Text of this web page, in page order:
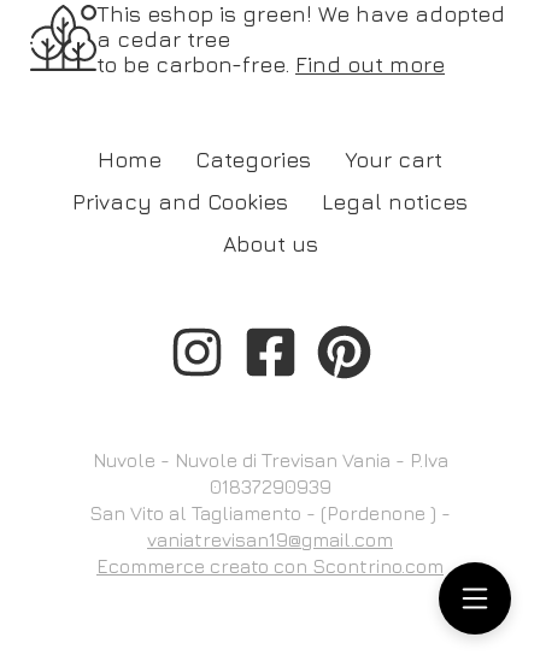
This eshop is green! We have adopted
a cedar tree
to be carbon-free. Find out more
Home Categories
Your cart
Privacy and Cookies
Legal notices
About us
Nuvole - Nuvole di Trevisan Vania - P.Iva
01837290939
San Vito al Tagliamento - (Pordenone ) -
vaniatrevisan19@gmail.com
Ecommerce creato con Scontrino.com